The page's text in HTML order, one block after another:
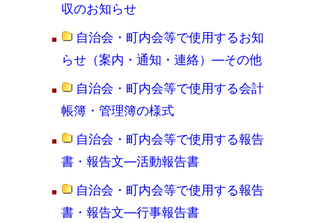
収のお知らせ
自治会・町内会等で使用するお知
らせ（案内・通知・連絡）―その他
自治会・町内会等で使用する会計
帳簿・管理簿の様式
自治会・町内会等で使用する報告
書・報告文―活動報告書
自治会・町内会等で使用する報告
書・報告文―行事報告書